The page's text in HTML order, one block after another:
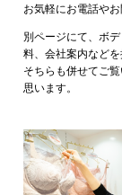
お気軽にお電話や
別ページにて、ボ
料、会社案内などを
そちらも併せてご
思います。